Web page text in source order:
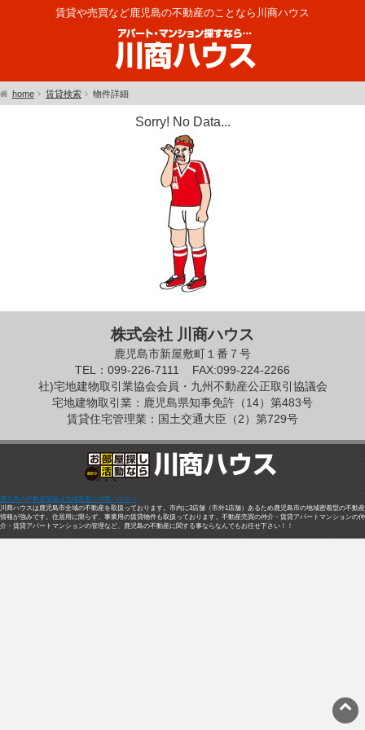
賃貸や売買など鹿児島の不動産のことなら川商ハウス
home 賃貸検索 物件詳細
Sorry! No Data...
株式会社 川商ハウス
鹿児島市新屋敷町１番７号
TEL：099-226-7111
FAX:099-224-2266
社)宅地建物取引業協会会員・九州不動産公正取引協議会
宅地建物取引業：鹿児島県知事免許（14）第483号
賃貸住宅管理業：国土交通大臣（2）第729号
鹿児島の不動産情報は地域密着の川商ハウスへ
川商ハウスは鹿児島市全域の不動産を取扱っております。市内に3店舗（市外1店舗）あるため鹿児島市の地域密着型の不動産
情報が強みです。住居用に限らず、事業用の賃貸物件も取扱っております。不動産売買の仲介・賃貸アパートマンションの仲
介・賃貸アパートマンションの管理など、鹿児島の不動産に関する事ならなんでもお任せ下さい！！